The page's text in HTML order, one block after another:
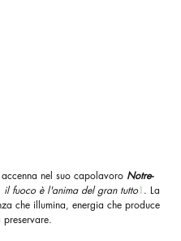
nel suo capolavoro Notre-
il fuoco è l'anima del gran tutto1. La
che illumina, energia che produce